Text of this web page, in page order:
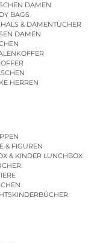
DAMEN
BAGS
& DAMENTÜCHER
DAMEN
HERREN
& FIGUREN
& KINDER LUNCHBOX